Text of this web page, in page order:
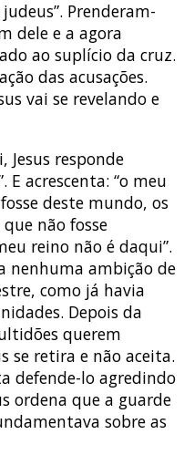
Prenderam-
dele e a agora
ao suplício da cruz.
das acusações.
vai se revelando e
Jesus responde
E acrescenta: “o meu
deste mundo, os
não fosse
reino não é daqui”.
nenhuma ambição de
como já havia
Depois da
querem
se retira e não aceita.
defende-lo agredindo
ordena que a guarde
sobre as